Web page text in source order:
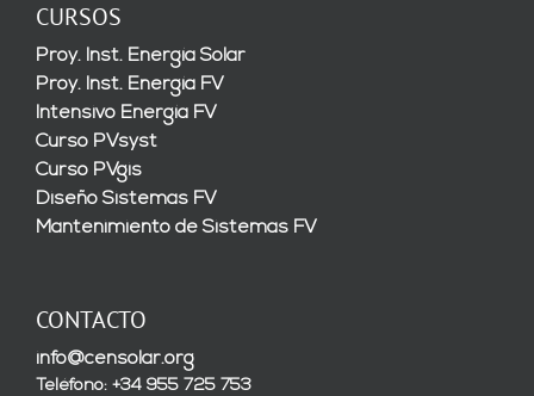
CURSOS
Proy. Inst. Energía Solar
Proy. Inst. Energía FV
Intensivo Energía FV
Curso PVsyst
Curso PVgis
Diseño Sistemas FV
Mantenimiento de Sistemas FV
CONTACTO
info@censolar.org
Teléfono: +34 955 725 753